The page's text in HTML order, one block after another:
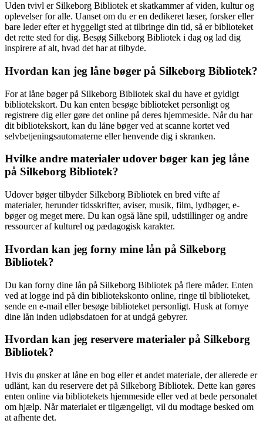
Uden tvivl er Silkeborg Bibliotek et skatkammer af viden, kultur og
oplevelser for alle. Uanset om du er en dedikeret læser, forsker eller
bare leder efter et hyggeligt sted at tilbringe din tid, så er biblioteket
det rette sted for dig. Besøg Silkeborg Bibliotek i dag og lad dig
inspirere af alt, hvad det har at tilbyde.
Hvordan kan jeg låne bøger på Silkeborg Bibliotek?
For at låne bøger på Silkeborg Bibliotek skal du have et gyldigt
bibliotekskort. Du kan enten besøge biblioteket personligt og
registrere dig eller gøre det online på deres hjemmeside. Når du har
dit bibliotekskort, kan du låne bøger ved at scanne kortet ved
selvbetjeningsautomaterne eller henvende dig i skranken.
Hvilke andre materialer udover bøger kan jeg låne
på Silkeborg Bibliotek?
Udover bøger tilbyder Silkeborg Bibliotek en bred vifte af
materialer, herunder tidsskrifter, aviser, musik, film, lydbøger, e-
bøger og meget mere. Du kan også låne spil, udstillinger og andre
ressourcer af kulturel og pædagogisk karakter.
Hvordan kan jeg forny mine lån på Silkeborg
Bibliotek?
Du kan forny dine lån på Silkeborg Bibliotek på flere måder. Enten
ved at logge ind på din bibliotekskonto online, ringe til biblioteket,
sende en e-mail eller besøge biblioteket personligt. Husk at fornye
dine lån inden udløbsdatoen for at undgå gebyrer.
Hvordan kan jeg reservere materialer på Silkeborg
Bibliotek?
Hvis du ønsker at låne en bog eller et andet materiale, der allerede er
udlånt, kan du reservere det på Silkeborg Bibliotek. Dette kan gøres
enten online via bibliotekets hjemmeside eller ved at bede personalet
om hjælp. Når materialet er tilgængeligt, vil du modtage besked om
at afhente det.